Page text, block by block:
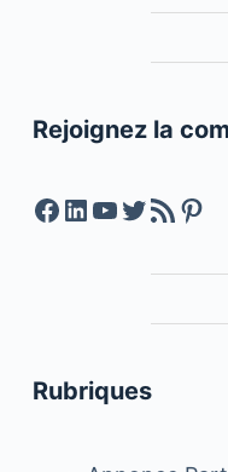
Rejoignez la
Facebook
LinkedIn
YouTube
Twitter
Feed RSS
Rubriques